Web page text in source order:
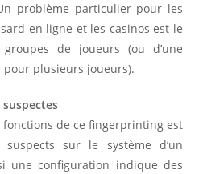
problème particulier pour les
en ligne et les casinos est le
de joueurs (ou d’une
pour plusieurs joueurs).
fonctions de ce fingerprinting est
suspects sur le système d’un
une configuration indique des